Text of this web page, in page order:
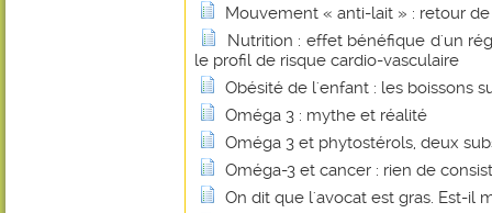
Mouvement « anti-lait » : retour
Nutrition : effet bénéfique d'un
le profil de risque cardio-vasculaire
Obésité de l'enfant : les boissons
Oméga 3 : mythe et réalité
Oméga 3 et phytostérols, deux
Oméga-3 et cancer : rien de
On dit que l'avocat est gras. Est-il